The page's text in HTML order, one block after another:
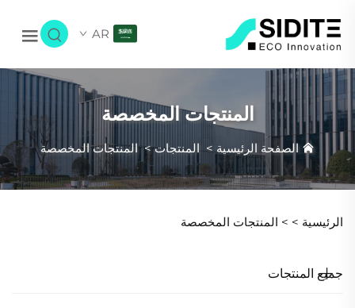
AR
المنتجات المخصصة
الصفحة الرئيسية> المنتجات>المنتجات المخصصة
الرئيسية > > المنتجات المخصصة
جميع المنتجات